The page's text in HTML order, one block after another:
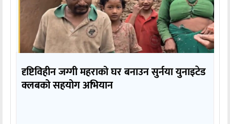
दृष्टिविहीन जग्गी महराको घर बनाउन सुर्नया युनाइटेड
क्लबको सहयोग अभियान